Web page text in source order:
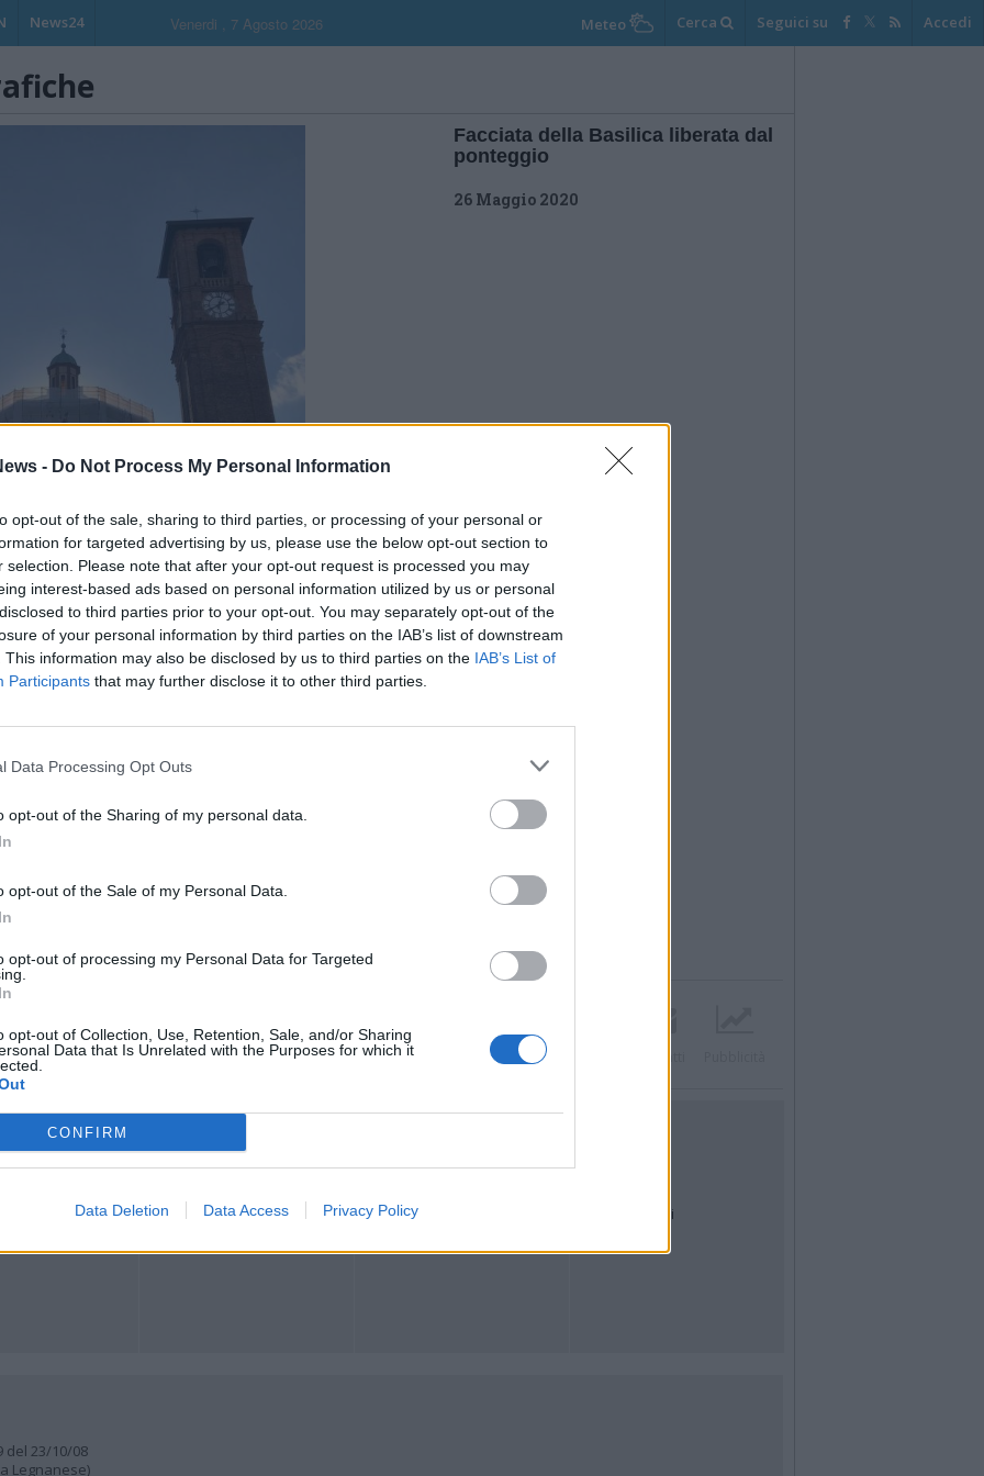
- Do Not Process My Personal Information
opt-out of the sale, sharing to third parties, or processing of your personal or
for targeted advertising by us, please use the below opt-out section to
selection. Please note that after your opt-out request is processed you may
interest-based ads based on personal information utilized by us or personal
to third parties prior to your opt-out. You may separately opt-out of the
of your personal information by third parties on the IAB’s list of downstream
This information may also be disclosed by us to third parties on the IAB’s List of
Participants that may further disclose it to other third parties.
Data Processing Opt Outs
opt-out of the Sharing of my personal data.
opt-out of the Sale of my Personal Data.
opt-out of processing my Personal Data for Targeted
opt-out of Collection, Use, Retention, Sale, and/or Sharing
Data that Is Unrelated with the Purposes for which it
CONFIRM
Data Deletion Data Access Privacy Policy
News24 Venerdi , 7 Agosto 2026 Meteo Cerca Seguici su Accedi
3 di 12
della Basilica San Magno di Legnano
liberata dal ponteggio
restauro della Basilica di Legnano
Facciata della Basilica liberata dal
ponteggio
26 Maggio 2020
Registrati Redazione Invia notizia Feed RSS Facebook Twitter
MULTIMEDIA
Web TV
COMUNITÀ
Lettere al direttore
Articoli più letti
del 23/10/08
Legnanese)